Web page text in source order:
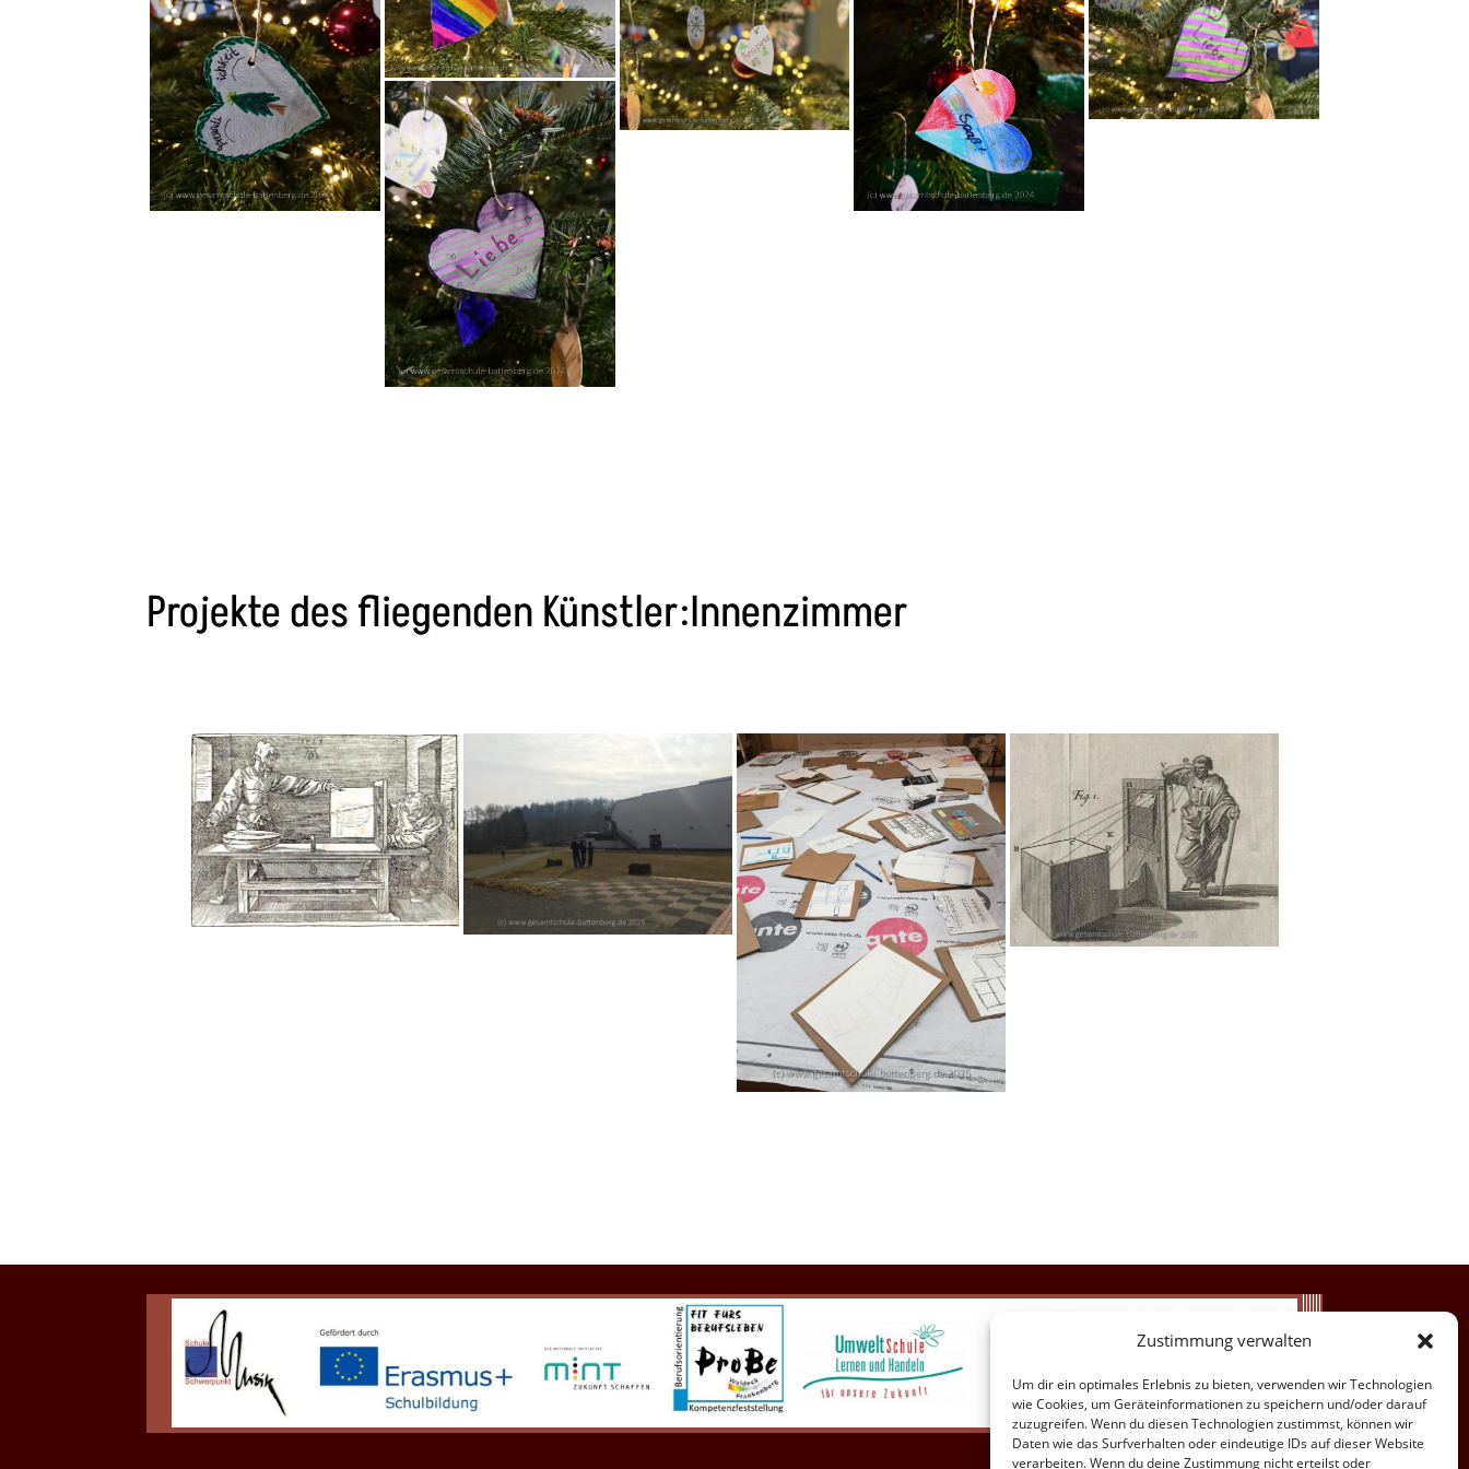
Zustimmung verwalten
Um dir ein optimales Erlebnis zu bieten, verwenden wir Technologien
wie Cookies, um Geräteinformationen zu speichern und/oder darauf
zuzugreifen. Wenn du diesen Technologien zustimmst, können wir
Daten wie das Surfverhalten oder eindeutige IDs auf dieser Website
verarbeiten. Wenn du deine Zustimmung nicht erteilst oder
Projekte des fliegenden Künstler:Innenzimmer